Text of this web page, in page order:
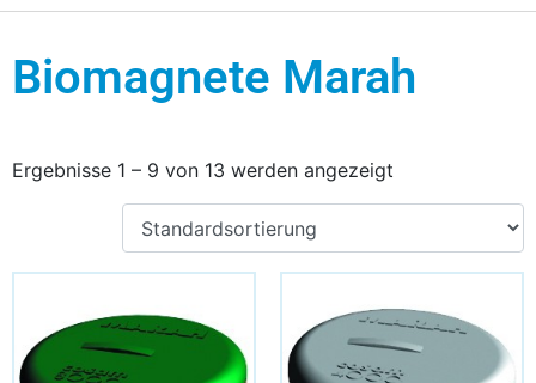
Biomagnete Marah
Ergebnisse 1 – 9 von 13 werden angezeigt